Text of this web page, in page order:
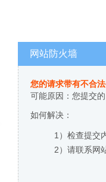
网站防火墙
您的请求带有不合
可能原因：您提交
如何解决：
1）检查提交
2）请联系网